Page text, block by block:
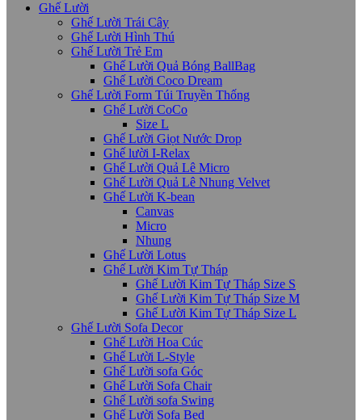
Ghế Lười
Ghế Lười Trái Cây
Ghế Lười Hình Thú
Ghế Lười Trẻ Em
Ghế Lười Quả Bóng BallBag
Ghế Lười Coco Dream
Ghế Lười Form Túi Truyền Thống
Ghế Lười CoCo
Size L
Ghế Lười Giọt Nước Drop
Ghế lười I-Relax
Ghế Lười Quả Lê Micro
Ghế Lười Quả Lê Nhung Velvet
Ghế Lười K-bean
Canvas
Micro
Nhung
Ghế Lười Lotus
Ghế Lười Kim Tự Tháp
Ghế Lười Kim Tự Tháp Size S
Ghế Lười Kim Tự Tháp Size M
Ghế Lười Kim Tự Tháp Size L
Ghế Lười Sofa Decor
Ghế Lười Hoa Cúc
Ghế Lười L-Style
Ghế Lười sofa Góc
Ghế Lười Sofa Chair
Ghế Lười sofa Swing
Ghế Lười Sofa Bed